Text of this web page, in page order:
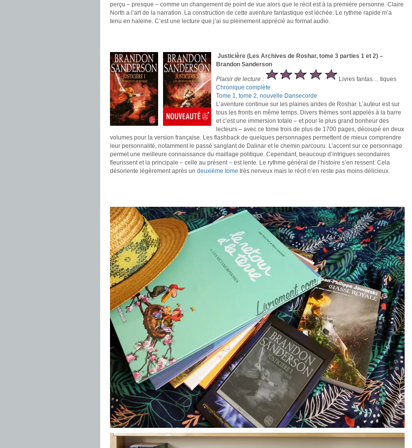
perçu – presque – comme un changement de point de vue alors que le récit est à la première personne. Claire
North a l’art de la narration. La construction de cette aventure fantastique est léchée. Le rythme rapide m’a
tenu en haleine. C’est une lecture que j’ai su pleinement apprécié au format audio.
Justicière (Les Archives de Roshar, tome 3 parties 1 et 2) –
Brandon Sanderson
Plaisir de lecture :
Livres fantas… tiques
Chronique complète
Tome 1, tome 2, nouvelle Dansecorde
L’aventure continue sur les plaines arides de Roshar. L’auteur est sur
tous les fronts en même temps. Divers thèmes sont appelés à la barre
et c’est une immersion totale – et pour le plus grand bonheur des
lecteurs – avec ce tome trois de plus de 1700 pages, découpé en deux
volumes pour la version française. Les flashback de quelques personnages permettent de mieux comprendre
leur personnalité, notamment le passé sanglant de Dalinar et le chemin parcouru. L’accent sur ce personnage
permet une meilleure connaissance du maillage politique. Cependant, beaucoup d’intrigues secondaires
fleurissent et la principale – celle au présent – est lente. Le rythme général de l’histoire s’en ressent. Cela
désoriente légèrement après un deuxième tome très nerveux mais le récit n’en reste pas moins délicieux.